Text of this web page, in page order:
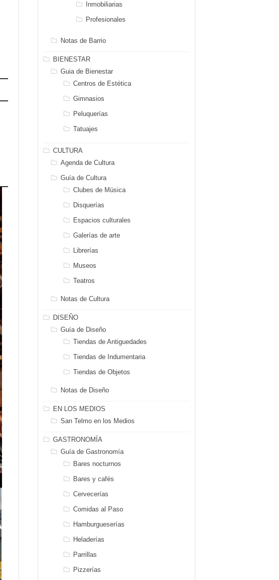
Inmobiliarias
Profesionales
Notas de Barrio
BIENESTAR
Guia de Bienestar
Centros de Estética
Gimnasios
Peluquerías
Tatuajes
CULTURA
Agenda de Cultura
Guía de Cultura
Clubes de Música
Disquerías
Espacios culturales
Galerías de arte
Librerías
Museos
Teatros
Notas de Cultura
DISEÑO
Guía de Diseño
Tiendas de Antiguedades
Tiendas de Indumentaria
Tiendas de Objetos
Notas de Diseño
EN LOS MEDIOS
San Telmo en los Medios
GASTRONOMÍA
Guía de Gastronomía
Bares nocturnos
Bares y cafés
Cervecerías
Comidas al Paso
Hamburgueserías
Heladerías
Parrillas
Pizzerías